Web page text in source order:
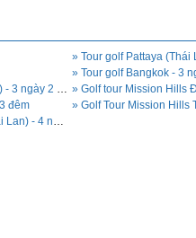
» Tour golf Pattaya (Thái
» Tour golf Bangkok - 3
» Tour golf Mission Hills Hải Khẩu (Trung Quốc) - 3 ngày 2 đêm
đêm
» Golf Tour Mission Hills
» Tour golf Viêng Chăn (Lào) - Khon Kaen (Thái Lan) - 4 ngày 3 đêm
Ảnh đáng yêu của hot boy
mắt hí gây sốt VN Idol
Tổ chức sự kiện lễ ra mắt sản